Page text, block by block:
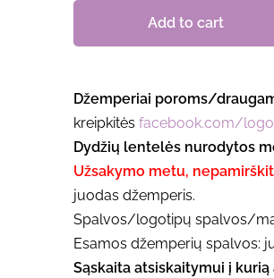
Add to cart
Džemperiai poroms/
kreipkitės facebook.com/
Dydžių lentelės nurodytos
Užsakymo metu,
juodas džemperis.
Spalvos/logotipų spalvos/
Esamos džemperių spalvos:
Sąskaita atsiskaitymui į